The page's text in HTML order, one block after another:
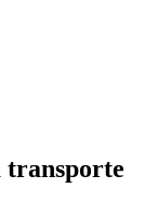
transporte